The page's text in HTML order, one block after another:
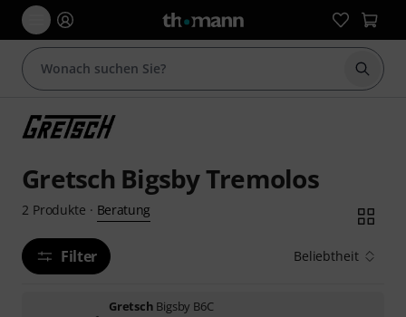
Suche
Gretsch Bigsby Tremolos
2 Produkte · Beratung
Filter Beliebtheit
Gretsch Bigsby B6C